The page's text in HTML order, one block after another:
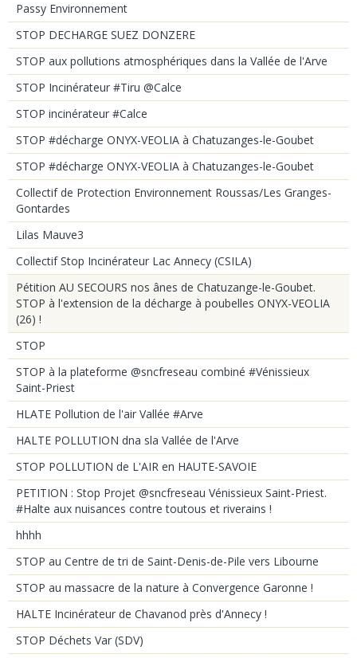
Passy Environnement
STOP DECHARGE SUEZ DONZERE
STOP aux pollutions atmosphériques dans la Vallée de l'Arve
STOP Incinérateur #Tiru @Calce
STOP incinérateur #Calce
STOP #décharge ONYX-VEOLIA à Chatuzanges-le-Goubet
STOP #décharge ONYX-VEOLIA à Chatuzanges-le-Goubet
Collectif de Protection Environnement Roussas/Les Granges-
Gontardes
Lilas Mauve3
Collectif Stop Incinérateur Lac Annecy (CSILA)
Pétition AU SECOURS nos ânes de Chatuzange-le-Goubet.
STOP à l'extension de la décharge à poubelles ONYX-VEOLIA
(26) !
STOP
STOP à la plateforme @sncfreseau combiné #Vénissieux
Saint-Priest
HLATE Pollution de l'air Vallée #Arve
HALTE POLLUTION dna sla Vallée de l'Arve
STOP POLLUTION de L'AIR en HAUTE-SAVOIE
PETITION : Stop Projet @sncfreseau Vénissieux Saint-Priest.
#Halte aux nuisances contre toutous et riverains !
hhhh
STOP au Centre de tri de Saint-Denis-de-Pile vers Libourne
STOP au massacre de la nature à Convergence Garonne !
HALTE Incinérateur de Chavanod près d'Annecy !
STOP Déchets Var (SDV)